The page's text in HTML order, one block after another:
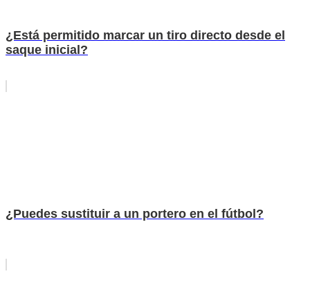
¿Está permitido marcar un tiro directo desde el
saque inicial?
¿Puedes sustituir a un portero en el fútbol?